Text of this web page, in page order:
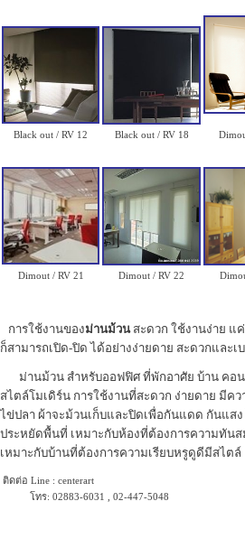
Black out / RV 12 Black out / RV 18
Dimout / RV 21 Dimout / RV 22
การใช้งานของม่านม้วนสะดวก ใช้งานง่าย แ
ก็สามารถเปิด-ปิด ได้อย่างง่ายดาย สะดวกและเ
ม่านม้วน สำหรับออฟฟิศ ที่พักอาศัย บ้าน คอ
สไตล์โมเดิร์น การใช้งานที่สะดวก ง่ายดาย มีค
ไข่ปลา ผ้าจะม้วนเก็บและปิดเพื่อกันแดด กันแส
ประหยัดพื้นที่ เหมาะกับห้องที่ต้องการความทัน
เหมาะกับบ้านที่ต้องการความเรียบหรูดูดีมีสไตล์
ติดต่อ Line : centerart
โทร: 02883-6031 , 02-447-5048